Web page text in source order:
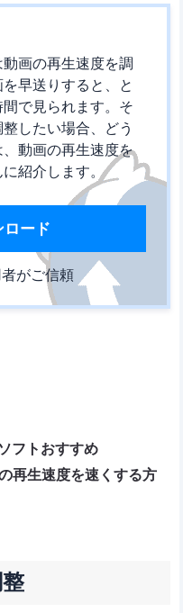
画の再生速度を調
早送りすると、と
で見られます。そ
したい場合、どう
動画の再生速度を
紹介します。
ロード
がご信頼
フトおすすめ
再生速度を速くする方